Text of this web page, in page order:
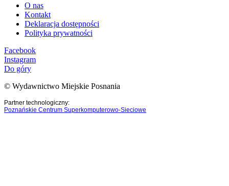
O nas
Kontakt
Deklaracja dostępności
Polityka prywatności
Facebook
Instagram
Do góry
© Wydawnictwo Miejskie Posnania
Partner technologiczny:
Poznańskie Centrum Superkomputerowo-Sieciowe